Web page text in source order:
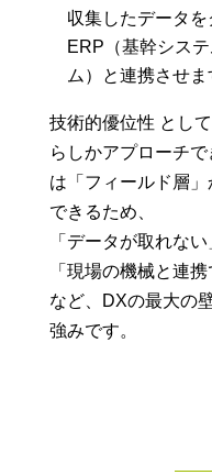
収集したデータを
ERP（基幹シス
ム）と連携させま
技術的優位性 とし
らしかアプローチ
は「フィールド層
できるため、
「データが取れない
「現場の機械と連携
など、DXの最大の
強みです。